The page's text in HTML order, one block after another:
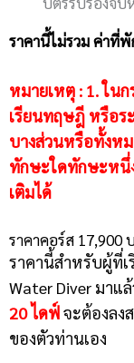
ราคานี้ไม่รวม ค่าที่
หมายเหตุ : 1. ใน
เรียนทฤษฎี หรือร
บางส่วนหรือทั้งห
ทักษะใดทักษะหนึ่
เติมได้
ราคาคอร์ส 17,900
ราคานี้สำหรับผู้ที่
Water Diver มาแ
20 ไดฟ์จะต้องลง
ของตัวท่านเอง